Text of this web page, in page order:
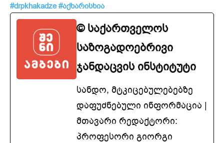
#drpkhakadze #აქხარისხია
© საქართველოს
საზოგადოებრივი
ჯანდაცვის ინსტიტუტი
სანდო, მტკიცებულებებზე
დაფუძნებული ინფორმაცია |
მთავარი რედაქტორი:
პროფესორი გიორგი